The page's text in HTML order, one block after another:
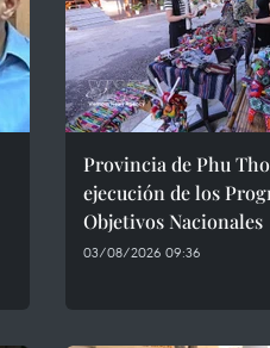
Provincia de Phu
ejecución de los
Objetivos Nacionales
03/08/2026 09:36